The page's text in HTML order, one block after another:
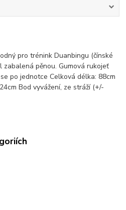
pro trénink Duanbingu (čínské
zabalená pěnou. Gumová rukojeť
po jednotce Celková délka: 88cm
Bod vyvážení, ze stráží (+/-